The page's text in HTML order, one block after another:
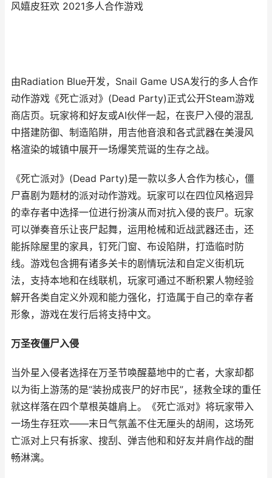
风嬉皮狂欢 2021多人合作游戏
由Radiation Blue开发，Snail Game USA发行的多人合作
动作游戏《死亡派对》(Dead Party)正式公开Steam游戏
商店页。玩家将和好友或AI伙伴一起，在丧尸入侵的混乱
中搭建防御、制造陷阱，用吉他音浪和各式武器在美漫风
格渲染的城镇中展开一场爆笑荒诞的生存之战。
《死亡派对》(Dead Party)是一款以多人合作为核心，僵
尸喜剧为题材的派对动作游戏。玩家可以在四位风格迥异
的幸存者中选择一位进行扮演从而对抗入侵的丧尸。玩家
可以弹奏音乐让丧尸起舞，运用枪械和近战武器还击，还
能拆除屋里的家具，钉死门窗、布设陷阱，打造临时防
线。游戏包含拥有诸多关卡的剧情玩法和自定义街机玩
法，支持本地和在线联机，玩家可通过不断积累人物经验
解开各类自定义外观和能力强化，打造属于自己的幸存者
形象，游戏在发行后将支持中文。
万圣夜僵尸入侵
当外星入侵者选择在万圣节唤醒墓地中的亡者，大家却都
以为街上游荡的是“装扮成丧尸的好市民”，拯救全球的重任
就这样落在四个草根英雄肩上。《死亡派对》将玩家带入
一场生存狂欢——末日气氛盖不住无厘头的胡闹，这场死
亡派对上只有拆家、搜刮、弹吉他和和好友并肩作战的酣
畅淋漓。